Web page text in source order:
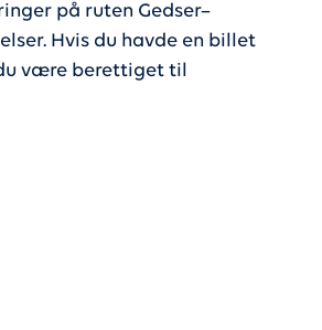
på ruten Gedser–
Hvis du havde en billet
være berettiget til